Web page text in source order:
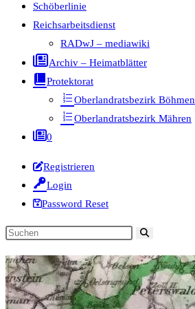
Schöberlinie
Reichsarbeitsdienst
RADwJ – mediawiki
Archiv – Heimatblätter
Protektorat
Oberlandratsbezirk Böhmen
Oberlandratsbezirk Mähren
0
Registrieren
Login
Password Reset
Diese
durchsuchen